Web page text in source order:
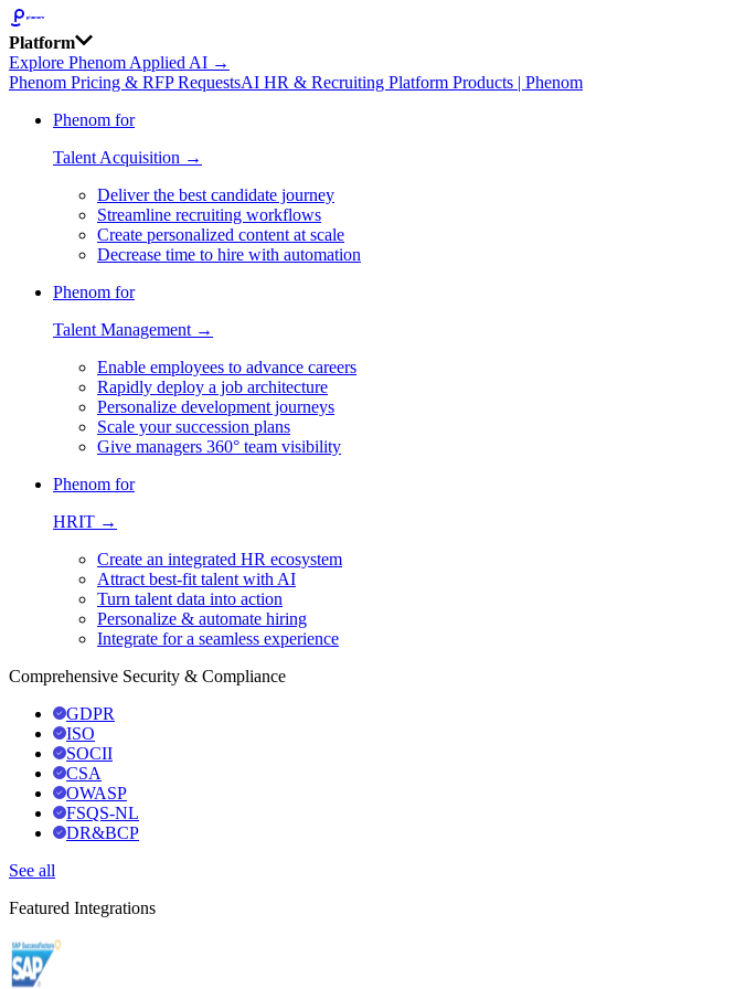
Platform
Explore Phenom Applied AI →
Phenom Pricing & RFP RequestsAI HR & Recruiting Platform Products | Phenom
Phenom for
Talent Acquisition →
Deliver the best candidate journey
Streamline recruiting workflows
Create personalized content at scale
Decrease time to hire with automation
Phenom for
Talent Management →
Enable employees to advance careers
Rapidly deploy a job architecture
Personalize development journeys
Scale your succession plans
Give managers 360° team visibility
Phenom for
HRIT →
Create an integrated HR ecosystem
Attract best-fit talent with AI
Turn talent data into action
Personalize & automate hiring
Integrate for a seamless experience
Comprehensive Security & Compliance
GDPR
ISO
SOCII
CSA
OWASP
FSQS-NL
DR&BCP
See all
Featured Integrations